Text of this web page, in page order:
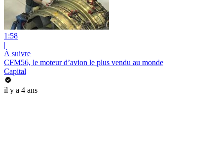
1:58
|
À suivre
CFM56, le moteur d’avion le plus vendu au monde
Capital
il y a 4 ans